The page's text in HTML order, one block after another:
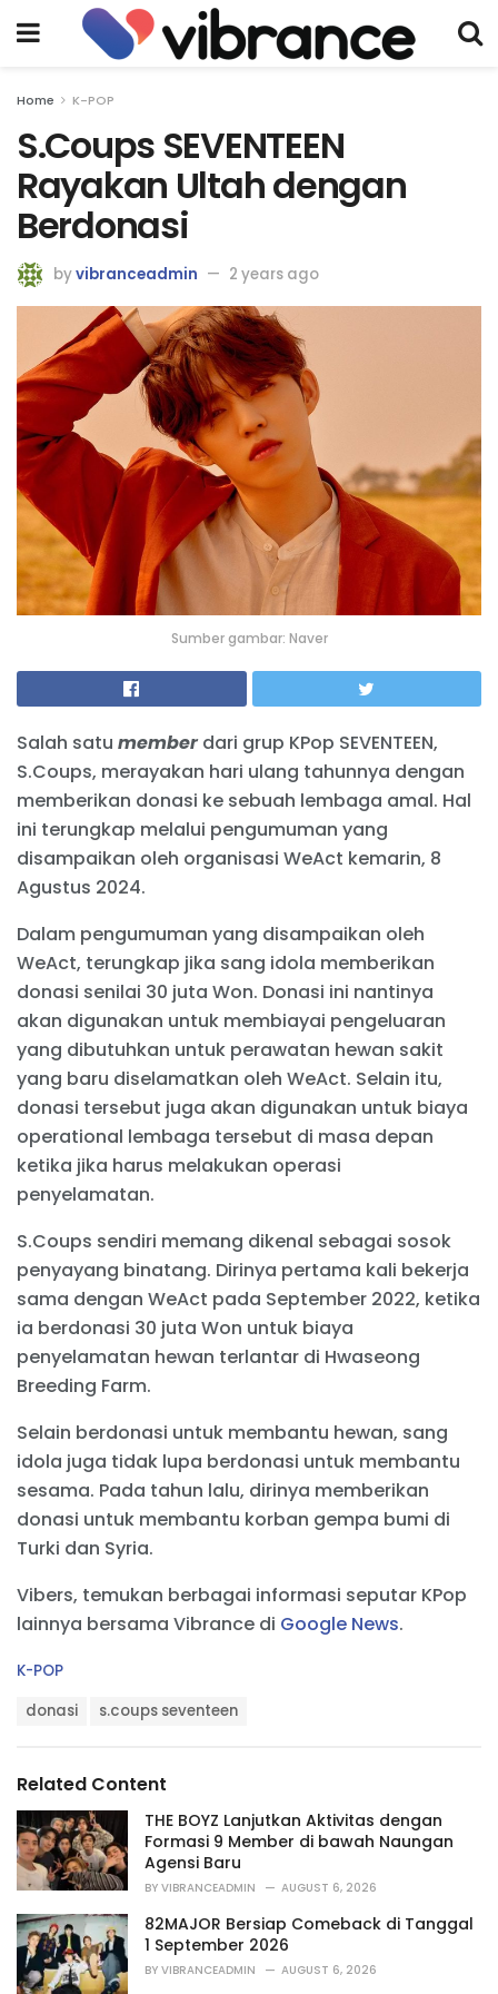
Home K-POP
S.Coups SEVENTEEN
Rayakan Ultah dengan
Berdonasi
byvibranceadmin 2 years ago
Sumber gambar: Naver
Salah satu memberdari grup KPop SEVENTEEN,
S.Coups, merayakan hari ulang tahunnya dengan
memberikan donasi ke sebuah lembaga amal. Hal
ini terungkap melalui pengumuman yang
disampaikan oleh organisasi WeAct kemarin, 8
Agustus 2024.
Dalam pengumuman yang disampaikan oleh
WeAct, terungkap jika sang idola memberikan
donasi senilai 30 juta Won. Donasi ini nantinya
akan digunakan untuk membiayai pengeluaran
yang dibutuhkan untuk perawatan hewan sakit
yang baru diselamatkan oleh WeAct. Selain itu,
donasi tersebut juga akan digunakan untuk biaya
operational lembaga tersebut di masa depan
ketika jika harus melakukan operasi
penyelamatan.
S.Coups sendiri memang dikenal sebagai sosok
penyayang binatang. Dirinya pertama kali bekerja
sama dengan WeAct pada September 2022, ketika
ia berdonasi 30 juta Won untuk biaya
penyelamatan hewan terlantar di Hwaseong
Breeding Farm.
Selain berdonasi untuk membantu hewan, sang
idola juga tidak lupa berdonasi untuk membantu
sesama. Pada tahun lalu, dirinya memberikan
donasi untuk membantu korban gempa bumi di
Turki dan Syria.
Vibers, temukan berbagai informasi seputar KPop
lainnya bersama Vibrance di Google News.
C
r
i
e
s
:
K-POP
:
donasi s.coups seventeen
Related Content
THE BOYZ Lanjutkan Aktivitas dengan
Formasi 9 Member di bawah Naungan
Agensi Baru
BY VIBRANCEADMIN AUGUST 6, 2026
82MAJOR Bersiap Comeback di Tanggal
1 September 2026
BY VIBRANCEADMIN AUGUST 6, 2026